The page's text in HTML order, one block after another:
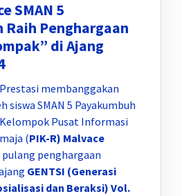
SMAN 5
Raih Penghargaan
di Ajang
membanggakan
siswa SMAN 5 Payakumbuh
Pusat Informasi
(PIK-R) Malvace
penghargaan
GENTSI (Generasi
dan Beraksi) Vol.